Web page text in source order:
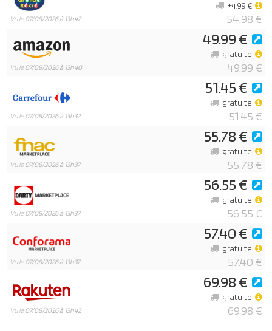
Vu le07/08/2026 à 13h42 54.98 €
+4.99 €
Vu le07/08/2026 à 13h40
49.99 €
49.99 €
gratuite
Vu le07/08/2026 à 13h32
51.45 €
51.45 €
gratuite
Vu le07/08/2026 à 13h37
55.78 €
55.78 €
gratuite
Vu le07/08/2026 à 13h37
56.55 €
56.55 €
gratuite
Vu le07/08/2026 à 13h37
57.40 €
57.40 €
gratuite
Vu le07/08/2026 à 13h42
69.98 €
69.98 €
gratuite